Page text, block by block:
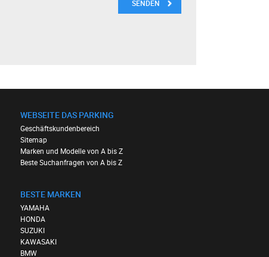
WEBSEITE DAS PARKING
Geschäftskundenbereich
Sitemap
Marken und Modelle von A bis Z
Beste Suchanfragen von A bis Z
BESTE MARKEN
YAMAHA
HONDA
SUZUKI
KAWASAKI
BMW